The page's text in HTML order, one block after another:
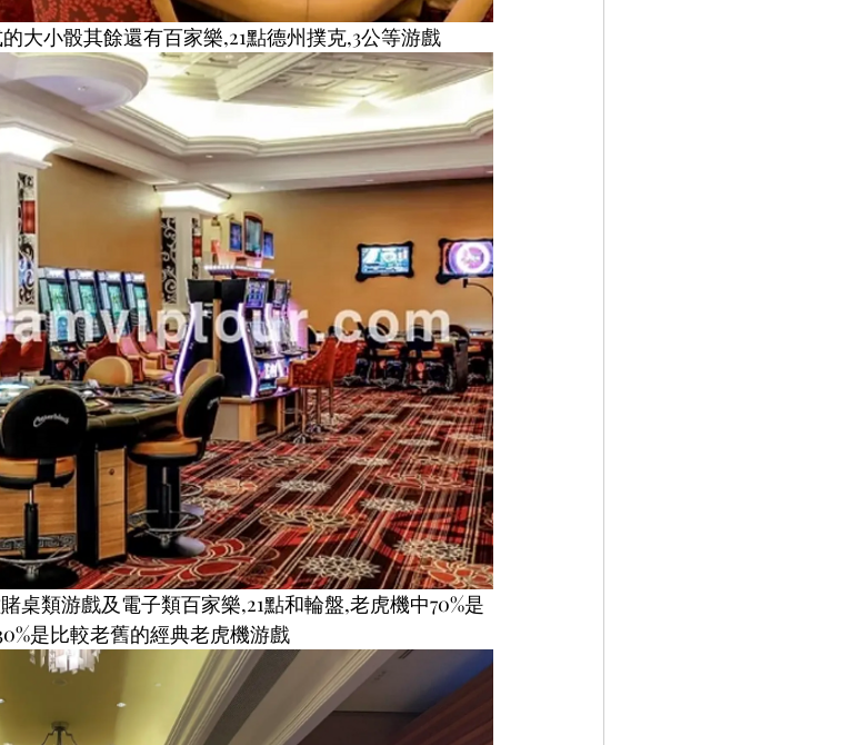
大小骰其餘還有百家樂,21點德州撲克,3公等游戲
桌類游戲及電子類百家樂,21點和輪盤,老虎機中70%是
是比較老舊的經典老虎機游戲